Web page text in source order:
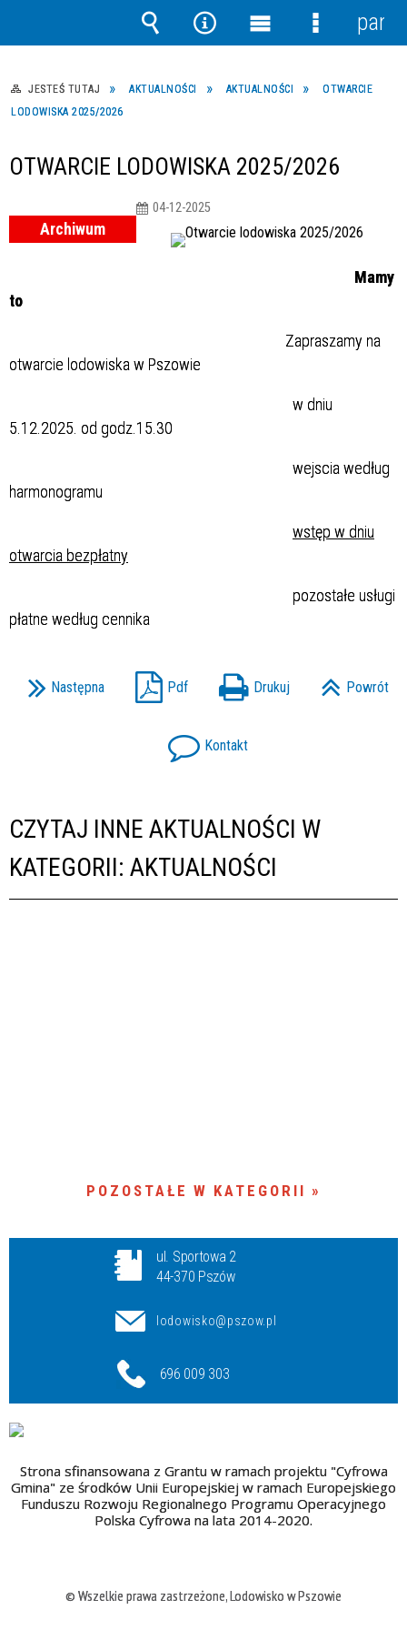
JESTEŚ TUTAJ AKTUALNOŚCI AKTUALNOŚCI
OTWARCIE
LODOWISKA 2025/2026
OTWARCIE LODOWISKA 2025/2026
Archiwum
04-12-2025
Mamy
to
Zapraszamy na
otwarcie lodowiska w Pszowie
w dniu
5.12.2025. od godz.15.30
wejscia według
harmonogramu
wstęp w dniu
otwarcia bezpłatny
pozostałe usługi
płatne według cennika
Następna Pdf Drukuj Powrót
Kontakt
CZYTAJ INNE AKTUALNOŚCI W
KATEGORII: AKTUALNOŚCI
POZOSTAŁE W KATEGORII
ul. Sportowa 2
44-370 Pszów
lodowisko@pszow.pl
696 009 303
Strona sfinansowana z Grantu w ramach projektu "Cyfrowa
Gmina" ze środków Unii Europejskiej w ramach Europejskiego
Funduszu Rozwoju Regionalnego Programu Operacyjnego
Polska Cyfrowa na lata 2014-2020.
© Wszelkie prawa zastrzeżone, Lodowisko w Pszowie
Wyszukiwarka
Narzędzia
Menu
główne
Menu
panel